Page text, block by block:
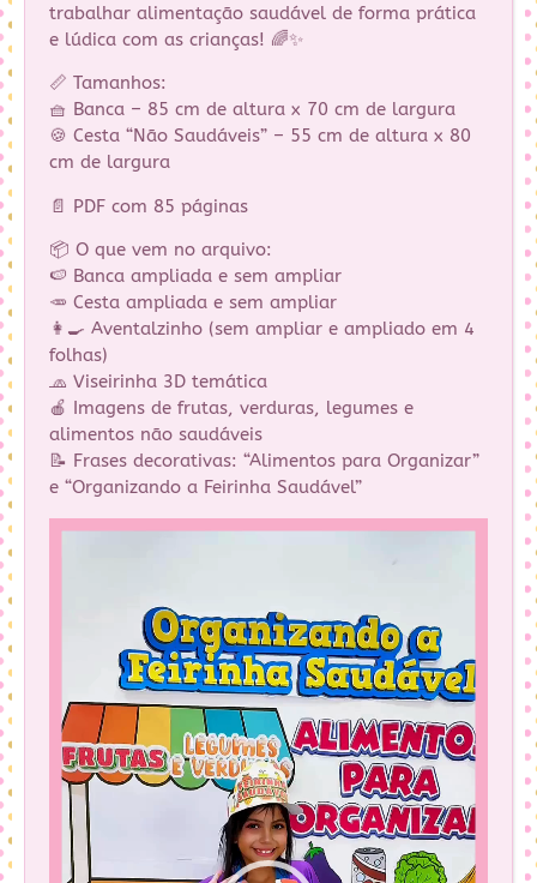
trabalhar alimentação saudável de forma prática
e lúdica com as crianças! 🌈✨
📏 Tamanhos:
🧺 Banca – 85 cm de altura x 70 cm de largura
🍪 Cesta “Não Saudáveis” – 55 cm de altura x 80
cm de largura
📄 PDF com 85 páginas
📦 O que vem no arquivo:
🍉 Banca ampliada e sem ampliar
🥕 Cesta ampliada e sem ampliar
👩‍🍳 Aventalzinho (sem ampliar e ampliado em 4
folhas)
🧢 Viseirinha 3D temática
🍎 Imagens de frutas, verduras, legumes e
alimentos não saudáveis
📝 Frases decorativas: “Alimentos para Organizar”
e “Organizando a Feirinha Saudável”
Tocador